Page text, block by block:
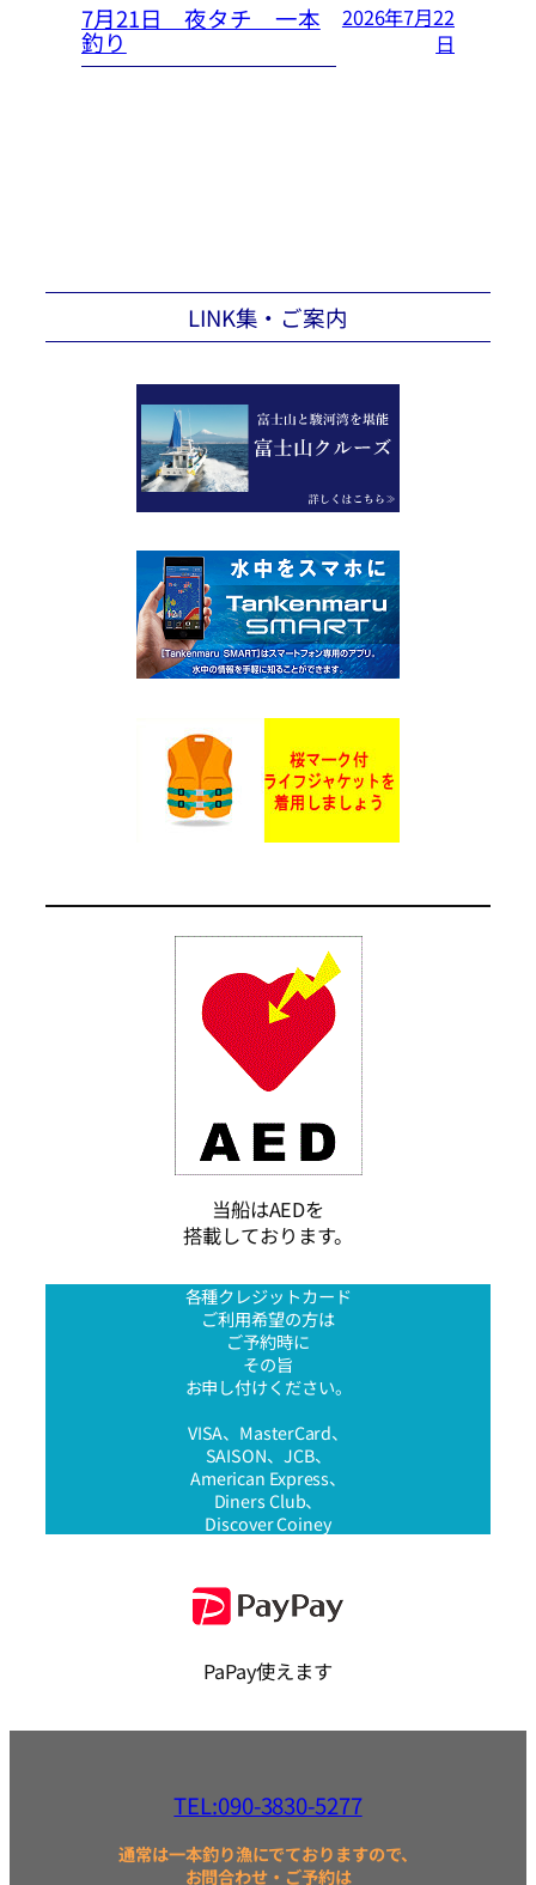
7月21日 夜タチ 一本
釣り
2026年7月22
日
LINK集・ご案内
当船はAEDを
搭載しております。
各種クレジットカード
ご利用希望の方は
ご予約時に
その旨
お申し付けください。
VISA、MasterCard、
SAISON、JCB、
American Express、
Diners Club、
Discover Coiney
PaPay使えます
TEL:090-3830-5277
通常は一本釣り漁にでておりますので、
お問合わせ・ご予約は